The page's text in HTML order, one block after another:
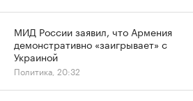
МИД России заявил, что Армения
демонстративно «заигрывает» с
Украиной
Политика, 20:32